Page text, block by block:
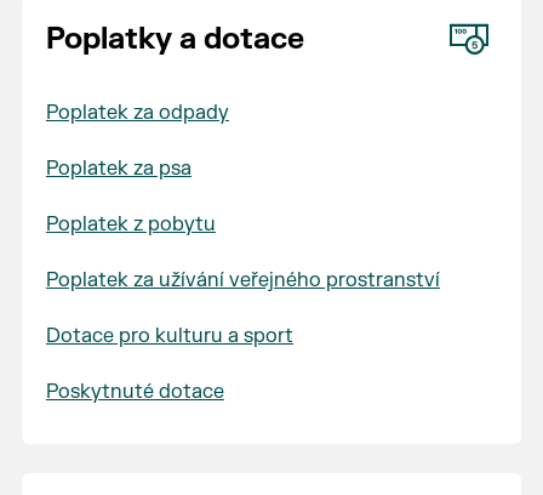
Poplatky a dotace
Poplatek za odpady
Poplatek za psa
Poplatek z pobytu
Poplatek za užívání veřejného prostranství
Dotace pro kulturu a sport
Poskytnuté dotace